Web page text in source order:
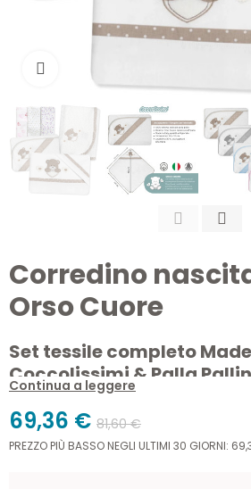
Corredino
Orso Cuore
Set tessile completo
Coccolissimi & Palla
Ilcorredino nascita Essential Orso
per i primi giorni del neonato.
triangolo, asciugamano con
Continua a leggere
69,36 € 81,60 €
PREZZO PIÙ BASSO NEGLI ULTIMI 30 GIORNI: